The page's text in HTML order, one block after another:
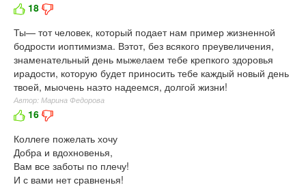
18
Ты— тот человек, который подает нам пример жизненной
бодрости иоптимизма. Вэтот, без всякого преувеличения,
знаменательный день мыжелаем тебе крепкого здоровья
ирадости, которую будет приносить тебе каждый новый день
твоей, мыочень наэто надеемся, долгой жизни!
Автор: Марина Федорова
16
Коллеге пожелать хочу
Добра и вдохновенья,
Вам все заботы по плечу!
И с вами нет сравненья!